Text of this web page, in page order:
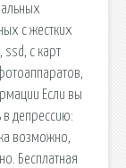
с жестких
c карт
Если вы
депрессию:
возможно,
Бесплатная